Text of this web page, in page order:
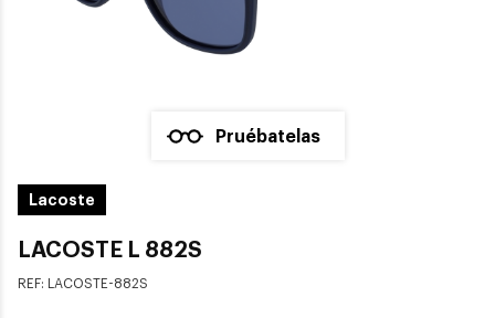
Pruébatelas
Lacoste
LACOSTE L 882S
REF: LACOSTE-882S